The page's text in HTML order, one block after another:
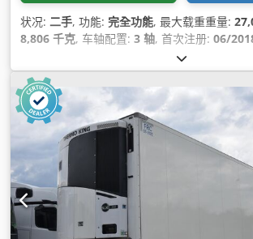
状况: 二手, 功能: 完全功能, 最大载重重量:
8,806 千克, 车轴配置: 3 轴, 首次注册: 06/
, 悬挂系统:
2018, 设备:制冷单元, 动力转向, 完整保养记录